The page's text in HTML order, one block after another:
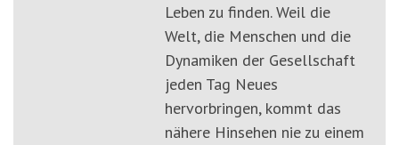
Leben zu finden. Weil die
Welt, die Menschen und die
Dynamiken der Gesellschaft
jeden Tag Neues
hervorbringen, kommt das
nähere Hinsehen nie zu einem